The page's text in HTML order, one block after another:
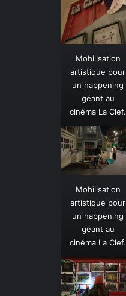
Mobilisation
artistique pour
un happening
géant au
cinéma La Clef.
Mobilisation
artistique pour
un happening
géant au
cinéma La Clef.